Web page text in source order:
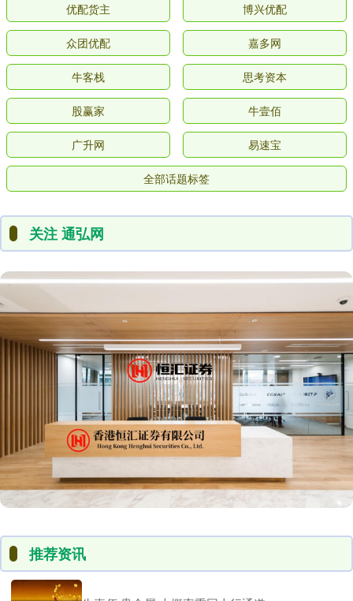
优配货主 博兴优配
众团优配 嘉多网
牛客栈 思考资本
股赢家 牛壹佰
广升网 易速宝
全部话题标签
关注 通弘网
推荐资讯